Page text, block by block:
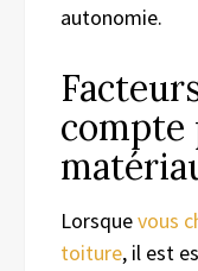
autonomie.
compte
Lorsquevous
toiture, il est